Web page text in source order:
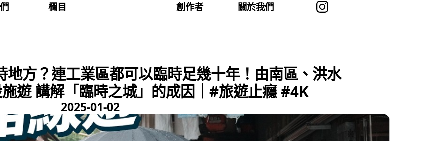
欄目 創作者 關於我們
方？連工業區都可以臨時足幾十年！由南區、洪水
遊 講解「臨時之城」的成因｜#旅遊止癮 #4K
2025-01-02